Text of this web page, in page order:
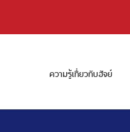
ความรู้เกี่ยวกับฮัจย์